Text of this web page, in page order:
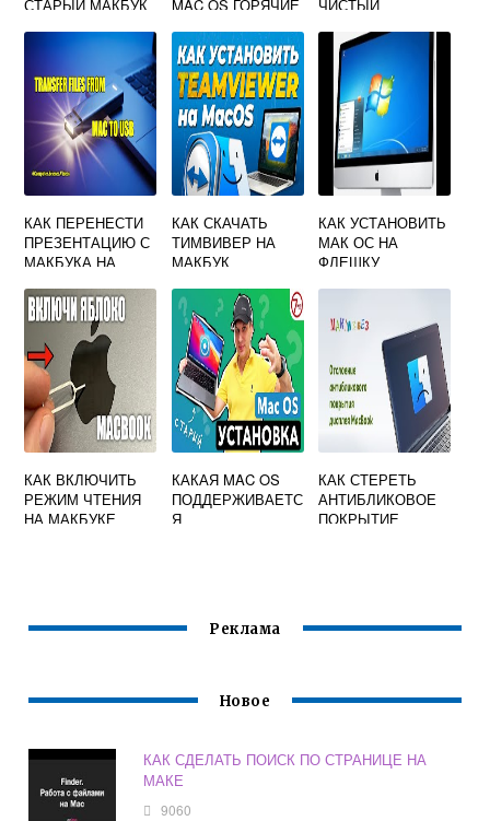
СТАРЫЙ МАКБУК
MAC OS ГОРЯЧИЕ
ЧИСТЫЙ
КАК ПЕРЕНЕСТИ
ПРЕЗЕНТАЦИЮ С
МАКБУКА НА
КАК СКАЧАТЬ
ТИМВИВЕР НА
МАКБУК
КАК УСТАНОВИТЬ
МАК ОС НА
ФЛЕШКУ
КАК ВКЛЮЧИТЬ
РЕЖИМ ЧТЕНИЯ
НА МАКБУКЕ
КАКАЯ MAC OS
ПОДДЕРЖИВАЕТС
Я
КАК СТЕРЕТЬ
АНТИБЛИКОВОЕ
ПОКРЫТИЕ
Реклама
Новое
КАК СДЕЛАТЬ ПОИСК ПО СТРАНИЦЕ НА
МАКЕ
9060